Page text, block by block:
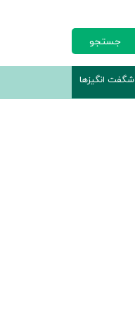
جستجو
شگفت انگیزها